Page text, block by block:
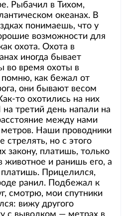
Рыбачил в Тихом,
океанах. В
понимаешь, что у
возможности для
охота. Охота в
иногда бывает
во время охоты в
как бежал от
они бывают весом
то охотились на них
третий день напали на
между нами
Наши проводники
стрелять, но с этого
закону, платишь, только
животное и ранишь его, а
Прицелился,
ранил. Подбежал к
смотрю, мои спутники
вижу другого